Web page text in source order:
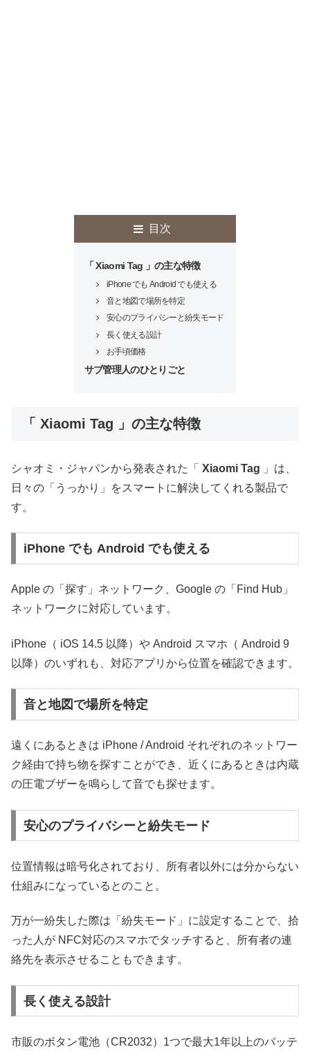
目次
「 Xiaomi Tag 」の主な特徴
iPhone でも Android でも使える
音と地図で場所を特定
安心のプライバシーと紛失モード
長く使える設計
お手頃価格
サブ管理人のひとりごと
「 Xiaomi Tag 」の主な特徴
シャオミ・ジャパンから発表された「 Xiaomi Tag
」は、
日々の「うっかり」をスマートに解決してくれる製品で
す。
iPhone でも Android でも使える
Apple の「探す」ネットワーク、Google の「Find Hub」
ネットワークに対応しています。
iPhone（ iOS 14.5 以降）や Android スマホ（ Android 9
以降）のいずれも、対応アプリから位置を確認できます。
音と地図で場所を特定
遠くにあるときは iPhone / Android それぞれのネットワー
ク経由で持ち物を探すことができ、近くにあるときは内蔵
の圧電ブザーを鳴らして音でも探せます。
安心のプライバシーと紛失モード
位置情報は暗号化されており、所有者以外には分からない
仕組みになっているとのこと。
万が一紛失した際は「紛失モード」に設定することで、拾
った人が NFC対応のスマホでタッチすると、所有者の連
絡先を表示させることもできます。
長く使える設計
市販のボタン電池（CR2032）1つで最大1年以上のバッテ